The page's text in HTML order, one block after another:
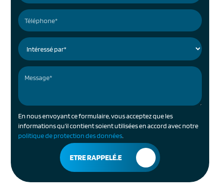
En nous envoyant ce formulaire, vous acceptez que les
informations qu'il contient soient utilisées en accord avec notre
politique de protection des données.